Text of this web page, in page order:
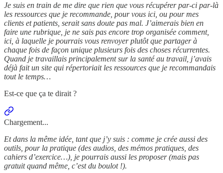
Je suis en train de me dire que rien que vous récupérer par-ci par-là
les ressources que je recommande, pour vous ici, ou pour mes
clients et patients, serait sans doute pas mal. J’aimerais bien en
faire une rubrique, je ne sais pas encore trop organisée comment,
ici, à laquelle je pourrais vous renvoyer plutôt que partager à
chaque fois de façon unique plusieurs fois des choses récurrentes.
Quand je travaillais principalement sur la santé au travail, j’avais
déjà fait un site qui répertoriait les ressources que je recommandais
tout le temps…
Est-ce que ça te dirait ?
Chargement...
Et dans la même idée, tant que j’y suis : comme je crée aussi des
outils, pour la pratique (des audios, des mémos pratiques, des
cahiers d’exercice…), je pourrais aussi les proposer (mais pas
gratuit quand même, c’est du boulot !).